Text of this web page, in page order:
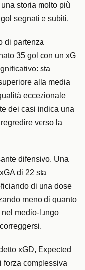
storia molto più
segnati e subiti.
di partenza
35 gol con un xG
sta
alla media
eccezionale
dei casi indica una
verso la
difensivo. Una
di 22 sta
di una dose
meno di quanto
nel medio-lungo
xGD, Expected
complessiva